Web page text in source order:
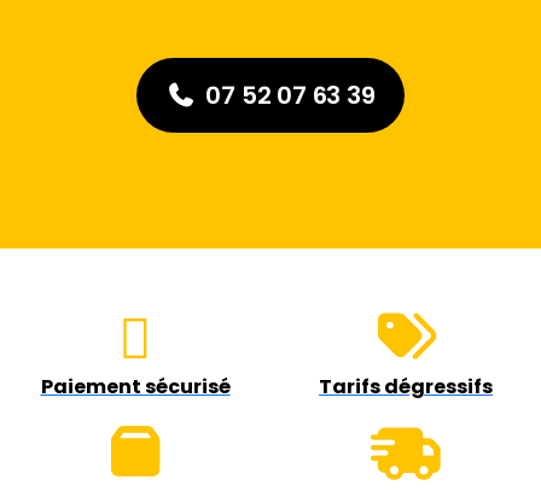
07 52 07 63 39
Paiement sécurisé Tarifs dégressifs